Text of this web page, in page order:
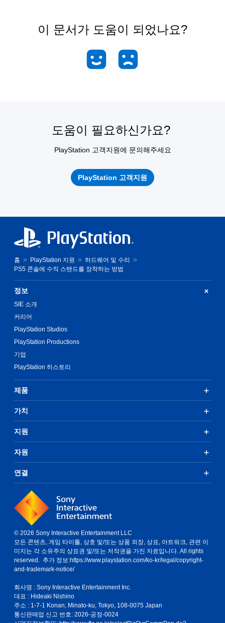
이 문서가 도움이 되었나요?
도움이 필요하신가요?
PlayStation 고객지원에 문의해주세요
PlayStation 고객지원
홈 PlayStation 지원
하드웨어 및 수리
PS5 콘솔에 수직 스탠드를 장착하는 방법
정보
SIE 소개
커리어
PlayStation Studios
PlayStation Productions
기업
PlayStation 히스토리
제품
가치
지원
자원
연결
© 2026 Sony Interactive Entertainment LLC
모든 콘텐츠, 게임 타이틀, 상호 및/또는 상품 외장, 상표, 아트워크, 관련 이
미지는 각 소유주의 상표권 및/또는 저작권을 가진 자료입니다. All rights
reserved. 추가 정보:https://www.playstation.com/ko-kr/legal/copyright-
and-trademark-notice/
회사명 : Sony Interactive Entertainment Inc.
대표 : Hideaki Nishino
주소 : 1-7-1 Konan, Minato-ku, Tokyo, 108-0075 Japan
통신판매업 신고 번호: 2026-공정-0024